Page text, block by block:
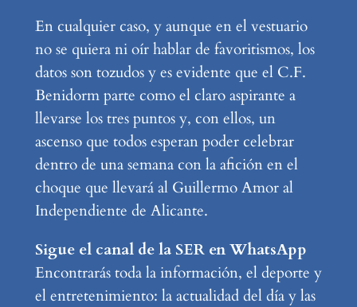
En cualquier caso, y aunque en el vestuario
no se quiera ni oír hablar de favoritismos, los
datos son tozudos y es evidente que el C.F.
Benidorm parte como el claro aspirante a
llevarse los tres puntos y, con ellos, un
ascenso que todos esperan poder celebrar
dentro de una semana con la afición en el
choque que llevará al Guillermo Amor al
Independiente de Alicante.
Sigue el canal de la SER en WhatsApp
Encontrarás toda la información, el deporte y
el entretenimiento: la actualidad del día y las